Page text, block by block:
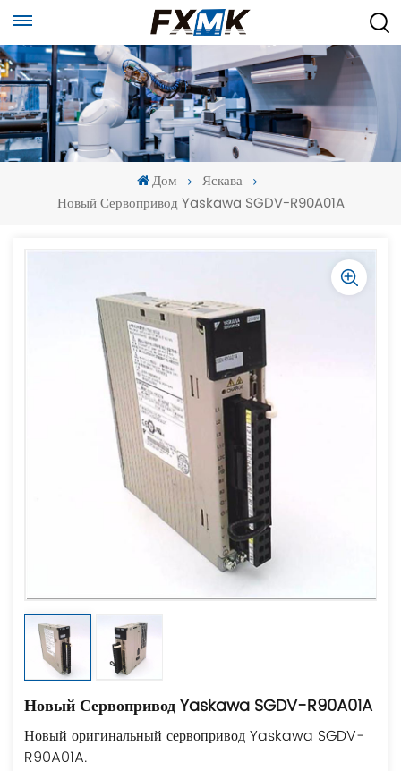
Дом
Яскава
Новый Сервопривод Yaskawa SGDV-R90A01A
Новый Сервопривод Yaskawa SGDV-R90A01A
Новый оригинальный сервопривод Yaskawa SGDV-
R90A01A.